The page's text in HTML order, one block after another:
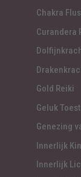
Chakra
Curandera
Gold Reiki
Geluk
Genezing
Innerlijk
Innerlijk